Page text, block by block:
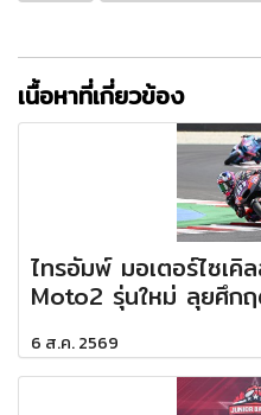
เนื้อหาที่เกี่ยวข้อง
ไทรอัมพ์ มอเตอร์ไซเคิ
Moto2 รุ่นใหม่ ลุยศึก
6 ส.ค. 2569